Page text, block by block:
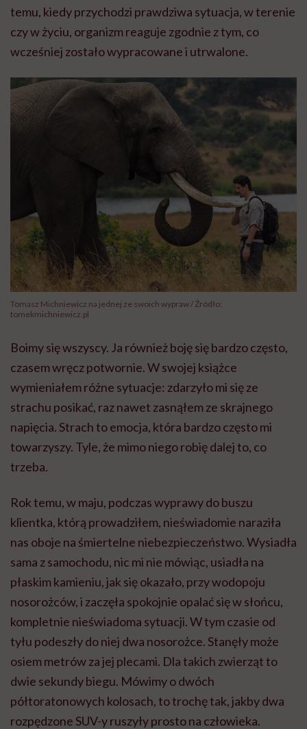
temu, kiedy przychodzi prawdziwa sytuacja, w terenie
czy w życiu, organizm reaguje zgodnie z tym, co
wcześniej zostało wypracowane i utrwalone.
Tomasz Michniewicz na jednej ze swoich wypraw / Źródło:
tomekmichniewicz.pl
Boimy się wszyscy. Ja również boję się bardzo często,
czasem wręcz potwornie. W swojej książce
wymieniałem różne sytuacje: zdarzyło mi się ze
strachu posikać, raz nawet zasnąłem ze skrajnego
napięcia. Strach to emocja, która bardzo często mi
towarzyszy. Tyle, że mimo niego robię dalej to, co
trzeba.
Rok temu, w maju, podczas wyprawy do buszu
klientka, którą prowadziłem, nieświadomie naraziła
nas oboje na śmiertelne niebezpieczeństwo. Wysiadła
sama z samochodu, nic mi nie mówiąc, usiadła na
płaskim kamieniu, jak się okazało, przy wodopoju
nosorożców, i zaczęła spokojnie opalać się w słońcu,
kompletnie nieświadoma sytuacji. W tym czasie od
tyłu podeszły do niej dwa nosorożce. Stanęły może
osiem metrów za jej plecami. Dla takich zwierząt to
dwie sekundy biegu. Mówimy o dwóch
półtoratonowych kolosach, to trochę tak, jakby dwa
rozpędzone SUV-y ruszyły prosto na człowieka.